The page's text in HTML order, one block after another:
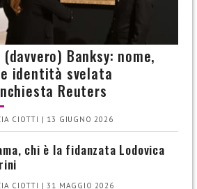
(davvero) Banksy: nome,
identità svelata
Reuters
CIOTTI | 13 GIUGNO 2026
chi è la fidanzata Lodovica
CIOTTI | 31 MAGGIO 2026